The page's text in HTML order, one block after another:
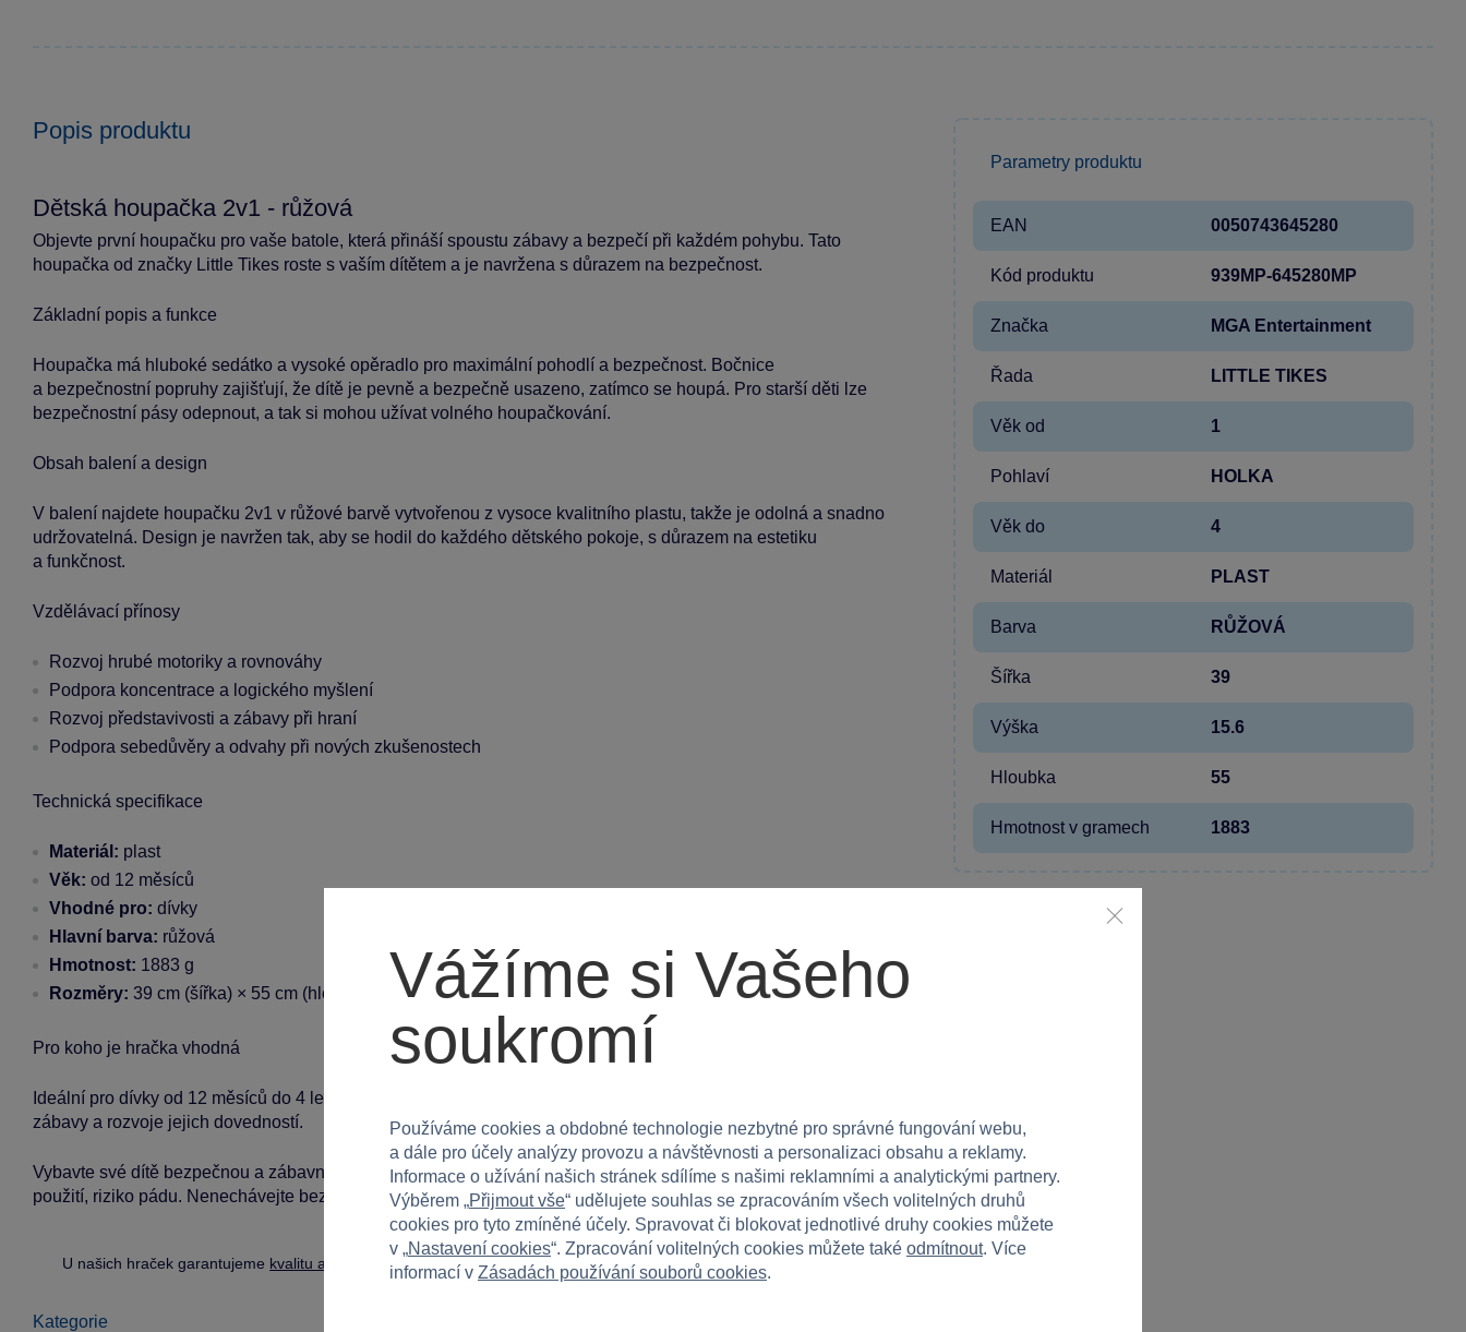
Popis produktu
Dětská houpačka 2v1 - růžová
Objevte první houpačku pro vaše batole, která přináší spoustu zábavy a bezpečí při každém pohybu. Tato
houpačka od značky Little Tikes roste s vaším dítětem a je navržena s důrazem na bezpečnost.
Základní popis a funkce
Houpačka má hluboké sedátko a vysoké opěradlo pro maximální pohodlí a bezpečnost. Bočnice
a bezpečnostní popruhy zajišťují, že dítě je pevně a bezpečně usazeno, zatímco se houpá. Pro starší děti lze
bezpečnostní pásy odepnout, a tak si mohou užívat volného houpačkování.
Obsah balení a design
V balení najdete houpačku 2v1 v růžové barvě vytvořenou z vysoce kvalitního plastu, takže je odolná a snadno
udržovatelná. Design je navržen tak, aby se hodil do každého dětského pokoje, s důrazem na estetiku
a funkčnost.
Vzdělávací přínosy
Rozvoj hrubé motoriky a rovnováhy
Podpora koncentrace a logického myšlení
Rozvoj představivosti a zábavy při hraní
Podpora sebedůvěry a odvahy při nových zkušenostech
Technická specifikace
Materiál: plast
Věk: od 12 měsíců
Vhodné pro: dívky
Hlavní barva: růžová
Hmotnost: 1883 g
Rozměry: 39 cm (šířka) × 55 cm (hloubka) × 15.6 cm (výška)
Pro koho je hračka vhodná
Ideální pro dívky od 12 měsíců do 4 let. Skvělá volba pro domácí použití, která umožňuje dětem těšit se ze
zábavy a rozvoje jejich dovedností.
Vybavte své dítě bezpečnou a zábavnou houpačkou, která mu pomůže v rozvoji! Poznámka: Pouze pro domácí
použití, riziko pádu. Nenechávejte bez dozoru děti mladší 36 měsíců, které sedí nebo se houpají.
U našich hraček garantujeme kvalitu a bezpečnost
Kategorie
Parametry produktu
EAN 0050743645280
Kód produktu 939MP-645280MP
Značka MGA Entertainment
Řada LITTLE TIKES
Věk od 1
Pohlaví HOLKA
Věk do 4
Materiál PLAST
Barva RŮŽOVÁ
Šířka 39
Výška 15.6
Hloubka 55
Hmotnost v gramech 1883
Vážíme si Vašeho
soukromí
Používáme cookies a obdobné technologie nezbytné pro správné fungování webu,
a dále pro účely analýzy provozu a návštěvnosti a personalizaci obsahu a reklamy.
Informace o užívání našich stránek sdílíme s našimi reklamními a analytickými partnery.
Výběrem „Přijmout vše“ udělujete souhlas se zpracováním všech volitelných druhů
cookies pro tyto zmíněné účely. Spravovat či blokovat jednotlivé druhy cookies můžete
v „Nastavení cookies“. Zpracování volitelných cookies můžete také odmítnout. Více
informací v Zásadách používání souborů cookies.